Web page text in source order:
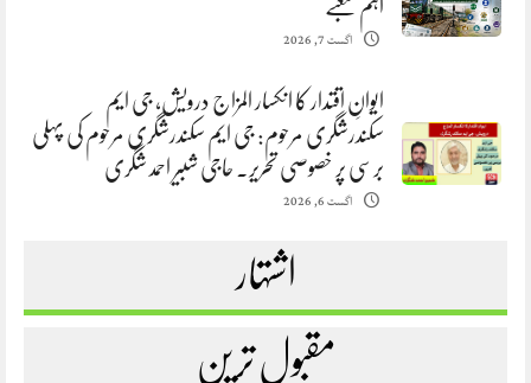
اہم شعبے
اگست 7, 2026
ایوانِ اقتدار کا انکسار المزاج درویش، جی ایم
سکندرشگری مرحوم: جی ایم سکندرشگری مرحوم کی پہلی
برسی پر خصوصی تحریر. حاجی شبیر احمد شگری
اگست 6, 2026
اشتہار
مقبول ترین